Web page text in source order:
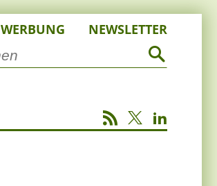
WERBUNG NEWSLETTER